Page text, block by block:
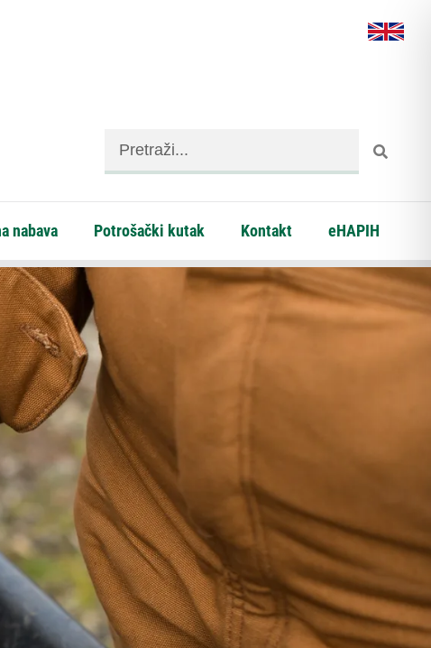
nabava Potrošački kutak Kontakt eHAPIH